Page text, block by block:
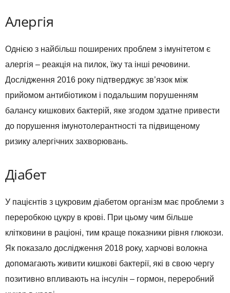
Алергія
Однією з найбільш поширених проблем з імунітетом є
алергія – реакція на пилок, їжу та інші речовини.
Дослідження 2016 року підтверджує зв’язок між
прийомом антибіотиком і подальшим порушенням
балансу кишкових бактерій, яке згодом здатне привести
до порушення імунотолерантності та підвищеному
ризику алергічних захворювань.
Діабет
У пацієнтів з цукровим діабетом організм має проблеми з
переробкою цукру в крові. При цьому чим більше
клітковини в раціоні, тим краще показники рівня глюкози.
Як показало дослідження 2018 року, харчові волокна
допомагають живити кишкові бактерії, які в свою чергу
позитивно впливають на інсулін – гормон, переробний